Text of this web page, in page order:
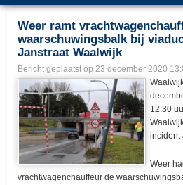
Weer ramt
waarschuwingsbalk bij
Janstraat Waalwijk
Bericht geplaatst op 23 december 2020
12:30
incident
Weer
vrachtwagenchauffeur de